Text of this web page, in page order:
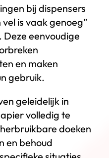
bij dispensers
is vaak genoeg”
Deze eenvoudige
en maken
gebruik.
geleidelijk in
volledig te
doeken
en behoud